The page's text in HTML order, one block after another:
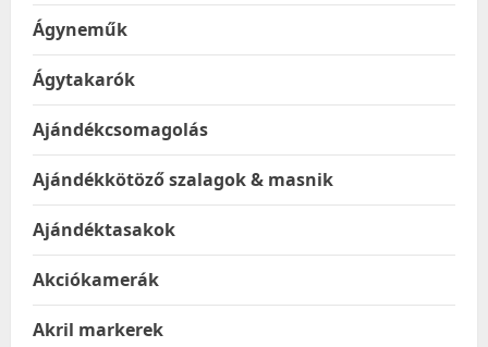
Ágyneműk
Ágytakarók
Ajándékcsomagolás
Ajándékkötöző szalagok & masnik
Ajándéktasakok
Akciókamerák
Akril markerek